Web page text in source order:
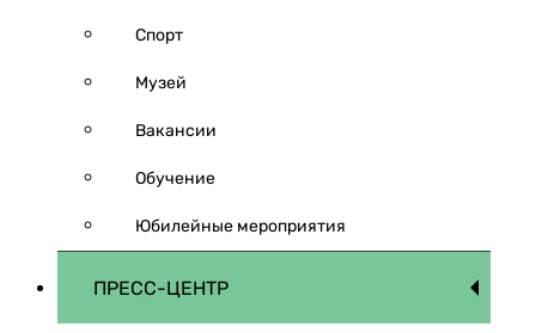
Спорт
Музей
Вакансии
Обучение
Юбилейные мероприятия
ПРЕСС-ЦЕНТР